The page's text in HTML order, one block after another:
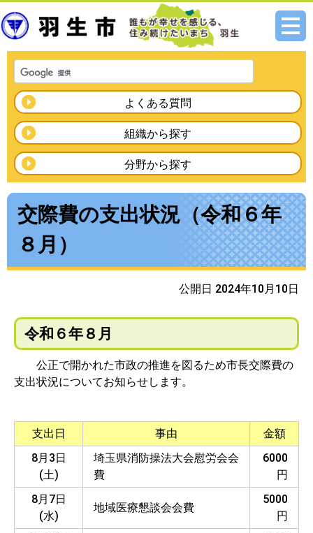
メニ
よくある質問
組織から探す
分野から探す
交際費の支出状況（令和６年
８月）
公開日 2024年10月10日
令和６年８月
公正で開かれた市政の推進を図るため市長交際費の
支出状況についてお知らせします。
支出日 事由
金額
8月3日
(土)
埼玉県消防操法大会慰労会会
費
6000
円
8月7日
(水)
地域医療懇談会会費
5000
円